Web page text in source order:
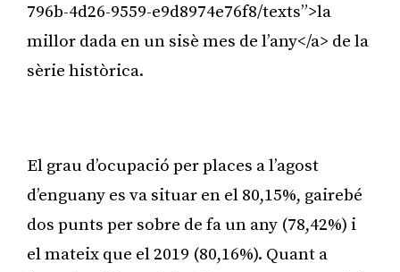
796b-4d26-9559-e9d8974e76f8/texts”>la
millor dada en un sisè mes de l’any</a> de la
sèrie històrica.
El grau d’ocupació per places a l’agost
d’enguany es va situar en el 80,15%, gairebé
dos punts per sobre de fa un any (78,42%) i
el mateix que el 2019 (80,16%). Quant a